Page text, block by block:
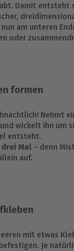
Damit entsteht
am unteren
oder
formen
Nehmt
wickelt ihn um
entsteht.
drei Mal – denn
auf.
mit etwas
Je